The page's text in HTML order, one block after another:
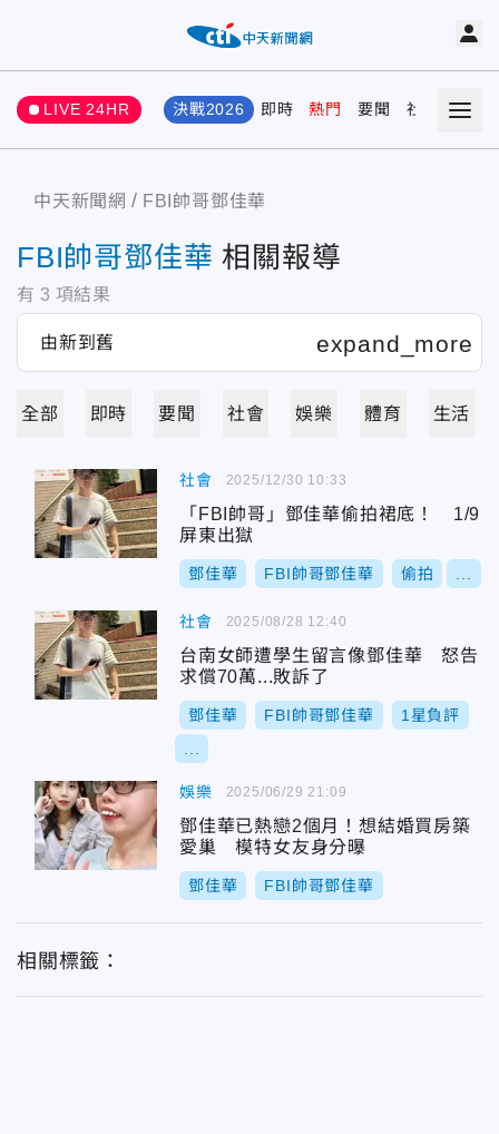
LIVE 24HR 決戰2026 即時 熱門 要聞 社會 娛樂
中天新聞網 FBI帥哥鄧佳華
FBI帥哥鄧佳華 相關報導
有 3 項結果
全部 即時 要聞 社會 娛樂 體育 生活
社會
「FBI帥哥」鄧佳華偷拍裙底！ 1/9
屏東出獄
鄧佳華 FBI帥哥鄧佳華 偷拍
2025/12/30 10:33
社會
台南女師遭學生留言像鄧佳華 怒告
求償70萬...敗訴了
鄧佳華 FBI帥哥鄧佳華 1星負評
2025/08/28 12:40
娛樂
鄧佳華已熱戀2個月！想結婚買房築
愛巢 模特女友身分曝
鄧佳華 FBI帥哥鄧佳華
2025/06/29 21:09
相關標籤：